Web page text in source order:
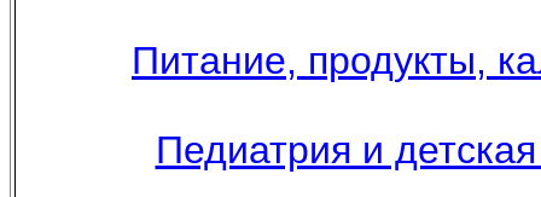
Питание, продукты,
Педиатрия и